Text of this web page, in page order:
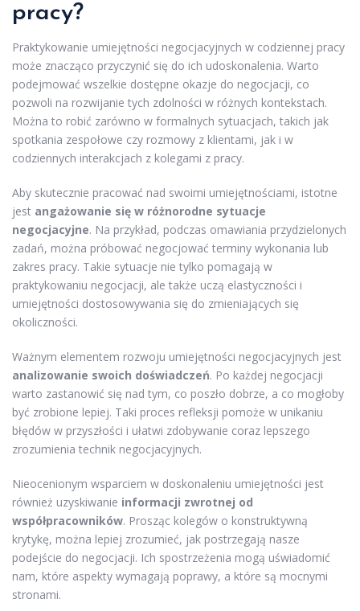
pracy?
Praktykowanie umiejętności negocjacyjnych w codziennej pracy
może znacząco przyczynić się do ich udoskonalenia. Warto
podejmować wszelkie dostępne okazje do negocjacji, co
pozwoli na rozwijanie tych zdolności w różnych kontekstach.
Można to robić zarówno w formalnych sytuacjach, takich jak
spotkania zespołowe czy rozmowy z klientami, jak i w
codziennych interakcjach z kolegami z pracy.
Aby skutecznie pracować nad swoimi umiejętnościami, istotne
jest angażowanie się w różnorodne sytuacje
negocjacyjne. Na przykład, podczas omawiania przydzielonych
zadań, można próbować negocjować terminy wykonania lub
zakres pracy. Takie sytuacje nie tylko pomagają w
praktykowaniu negocjacji, ale także uczą elastyczności i
umiejętności dostosowywania się do zmieniających się
okoliczności.
Ważnym elementem rozwoju umiejętności negocjacyjnych jest
analizowanie swoich doświadczeń. Po każdej negocjacji
warto zastanowić się nad tym, co poszło dobrze, a co mogłoby
być zrobione lepiej. Taki proces refleksji pomoże w unikaniu
błędów w przyszłości i ułatwi zdobywanie coraz lepszego
zrozumienia technik negocjacyjnych.
Nieocenionym wsparciem w doskonaleniu umiejętności jest
również uzyskiwanie informacji zwrotnej od
współpracowników. Prosząc kolegów o konstruktywną
krytykę, można lepiej zrozumieć, jak postrzegają nasze
podejście do negocjacji. Ich spostrzeżenia mogą uświadomić
nam, które aspekty wymagają poprawy, a które są mocnymi
stronami.